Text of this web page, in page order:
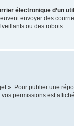
électronique d’un
envoyer des
ou des robots.
». Pour publier une
permissions est